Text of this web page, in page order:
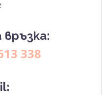
връзка:
338